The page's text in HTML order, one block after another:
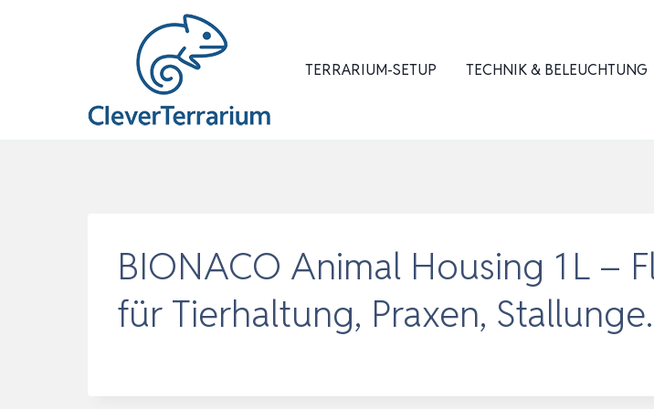
TERRARIUM-SETUP TECHNIK & BELEUCHTUNG
BIONACO Animal Housing 1 L –
für Tierhaltung, Praxen,